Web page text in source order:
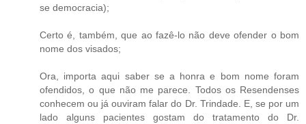
se democracia);
Certo é, também, que ao fazê-lo não deve ofender o bom
nome dos visados;
Ora, importa aqui saber se a honra e bom nome foram
ofendidos, o que não me parece. Todos os Resendenses
conhecem ou já ouviram falar do Dr. Trindade. E, se por um
lado alguns pacientes gostam do tratamento do Dr.